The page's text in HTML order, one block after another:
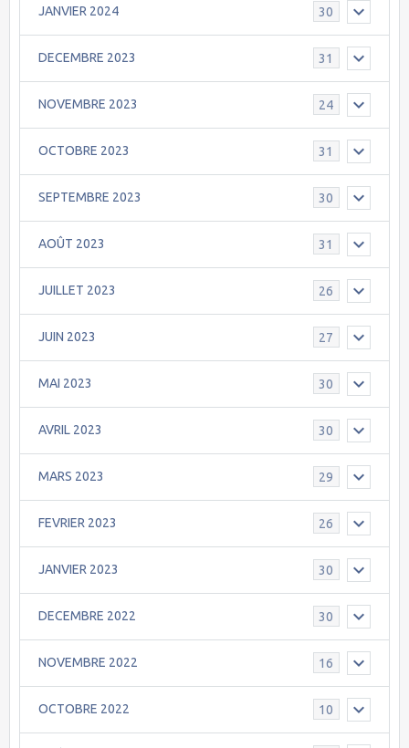
JANVIER 2024 30
DECEMBRE 2023 31
NOVEMBRE 2023 24
OCTOBRE 2023 31
SEPTEMBRE 2023 30
AOÛT 2023 31
JUILLET 2023 26
JUIN 2023 27
MAI 2023 30
AVRIL 2023 30
MARS 2023 29
FEVRIER 2023 26
JANVIER 2023 30
DECEMBRE 2022 30
NOVEMBRE 2022 16
OCTOBRE 2022 10